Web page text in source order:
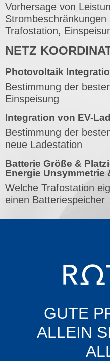
Vorhersage von
Strombeschränkungen
Trafostation,
NETZ
Photovoltaik
Bestimmung der
Einspeisung
Integration von EV-
Bestimmung der
neue Ladestation
Batterie Größe &
Energie Unsymmetrie
Welche Trafostation
einen Batteriespeicher
GUTE
ALLEIN